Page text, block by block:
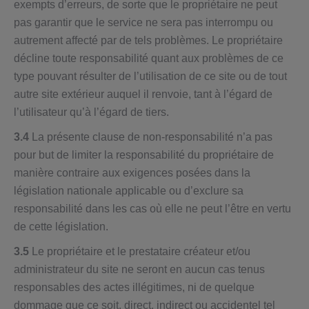
exempts d’erreurs, de sorte que le propriétaire ne peut
pas garantir que le service ne sera pas interrompu ou
autrement affecté par de tels problèmes. Le propriétaire
décline toute responsabilité quant aux problèmes de ce
type pouvant résulter de l’utilisation de ce site ou de tout
autre site extérieur auquel il renvoie, tant à l’égard de
l’utilisateur qu’à l’égard de tiers.
3.4 La présente clause de non-responsabilité n’a pas
pour but de limiter la responsabilité du propriétaire de
manière contraire aux exigences posées dans la
législation nationale applicable ou d’exclure sa
responsabilité dans les cas où elle ne peut l’être en vertu
de cette législation.
3.5 Le propriétaire et le prestataire créateur et/ou
administrateur du site ne seront en aucun cas tenus
responsables des actes illégitimes, ni de quelque
dommage que ce soit, direct, indirect ou accidentel tel